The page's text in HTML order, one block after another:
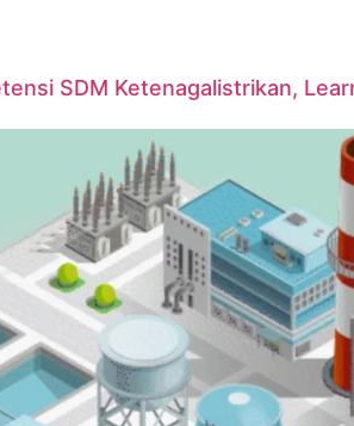
SDM Ketenagalistrikan,